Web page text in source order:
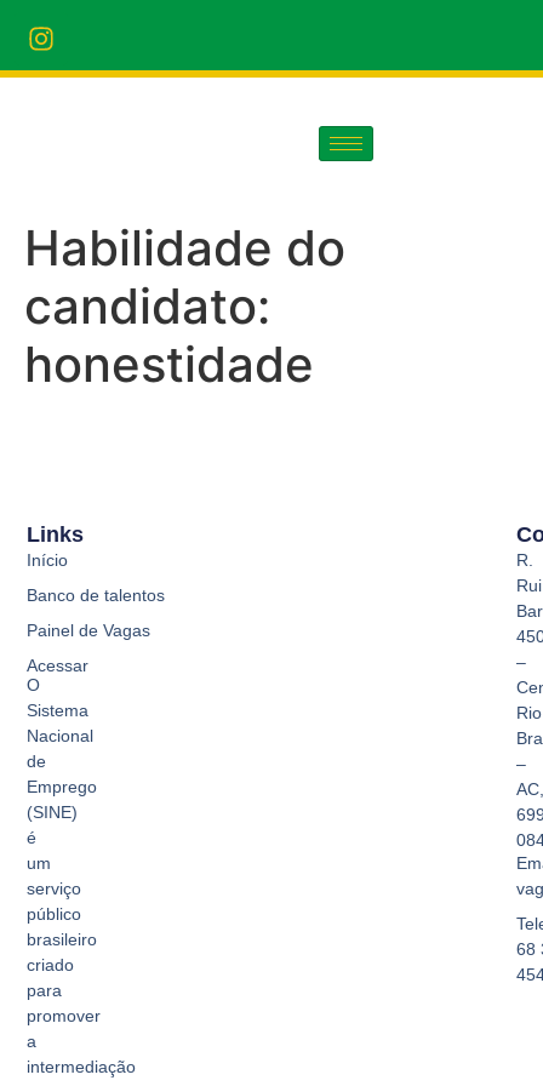
Habilidade do
candidato:
honestidade
O
Sistema
Nacional
de
Emprego
(SINE)
é
um
serviço
público
brasileiro
criado
para
promover
a
intermediação
Links
Início
Banco de talentos
Painel de Vagas
Acessar
R.
Rui
–
Rio
–
AC,
68